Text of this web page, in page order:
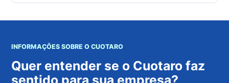
INFORMAÇÕES SOBRE O CUOTARO
Quer entender se o Cuotaro faz